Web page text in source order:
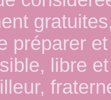
préparer
libre